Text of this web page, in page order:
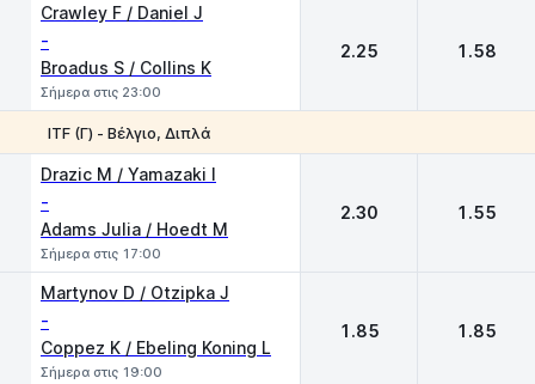
Crawley F / Daniel J
-
Broadus S / Collins K
Σήμερα στις 23:00
2.25 1.58
ITF (Γ) - Βέλγιο, Διπλά
Drazic M / Yamazaki I
-
Adams Julia / Hoedt M
Σήμερα στις 17:00
2.30 1.55
Martynov D / Otzipka J
-
Coppez K / Ebeling Koning L
Σήμερα στις 19:00
1.85 1.85